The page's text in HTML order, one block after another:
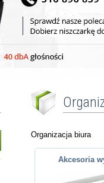
Organizacja biura
Akcesoria